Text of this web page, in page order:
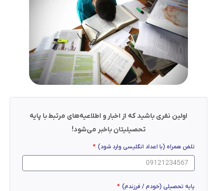
اولین نفری باشید که از اخبار و اطلاعیه‌های مرتبط با پایه
تحصیلیتان باخبر می‌شود!
تلفن همراه (با اعداد انگلیسی وارد شود)
پایه تحصیلی (خودم / فرزندم)